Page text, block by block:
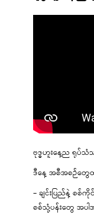
ဗုဒ္ဓဟူးနေ့ည ရုပ်သံ
ဒီနေ့ အစီအစဉ်တွေ
– ချင်းပြည်နဲ့ စ
စစ်သုံ့ပန်းတွေ အပ